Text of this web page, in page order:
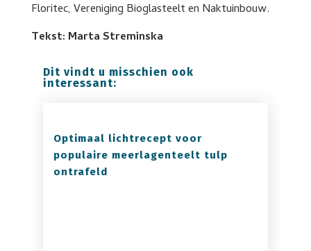
Floritec, Vereniging Bioglasteelt en Naktuinbouw.
Tekst: Marta Streminska
Dit vindt u misschien ook
interessant:
Optimaal lichtrecept voor
populaire meerlagenteelt tulp
ontrafeld